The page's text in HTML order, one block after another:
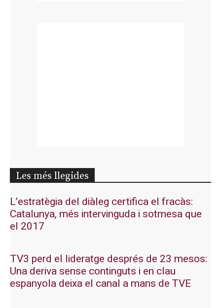
Les més llegides
L’estratègia del diàleg certifica el fracàs:
Catalunya, més intervinguda i sotmesa que
el 2017
TV3 perd el lideratge després de 23 mesos:
Una deriva sense continguts i en clau
espanyola deixa el canal a mans de TVE